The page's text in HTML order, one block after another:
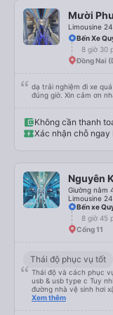
tôi không?&quot; Vốn
mà tài xế bảo tôi ngủ
bằng xe limousine vào
ngốc quá.. Tôi vẫn
ơn từ tận đáy lòng.. 79-
chưa biết cách thực
&quot;B Bạn bị sao
là 2:30 và tôi đang nói
nếu không có tài xế...
Mười
Limousine
Bến Xe
8 giờ 30
Đồng Nai
dạ trải nghiệm đi xe
đúng giờ. Xin cảm ơn
Không cần thanh
Xác nhận chỗ ngay
Nguyên
Giường nằm
Limousine
Bến xe
8 giờ 45
Cổng 11
Thái độ phục vụ tốt
Thái độ và cách phục
usb & usb type c Tuy
đường nhà vệ sinh hơi
miền tây và thùng đồ
Xem thêm